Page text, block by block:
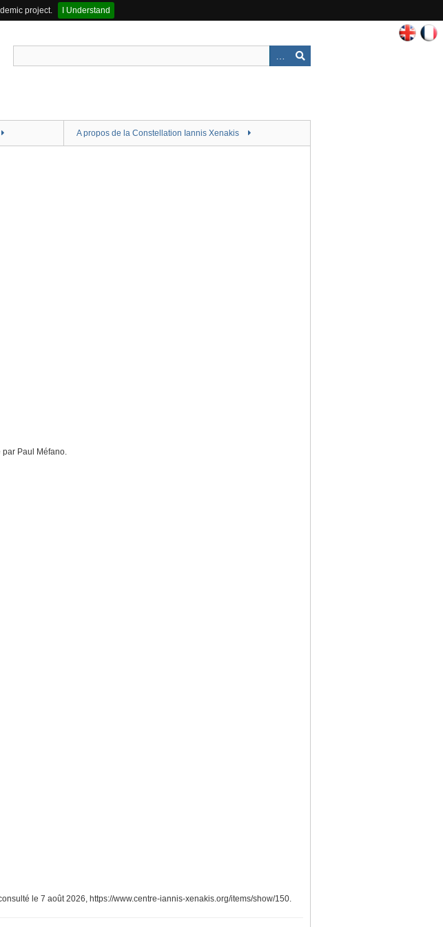
project.
I Understand
A propos de la Constellation Iannis Xenakis
par Paul Méfano.
le 7 août 2026, https://www.centre-iannis-xenakis.org/items/show/150.